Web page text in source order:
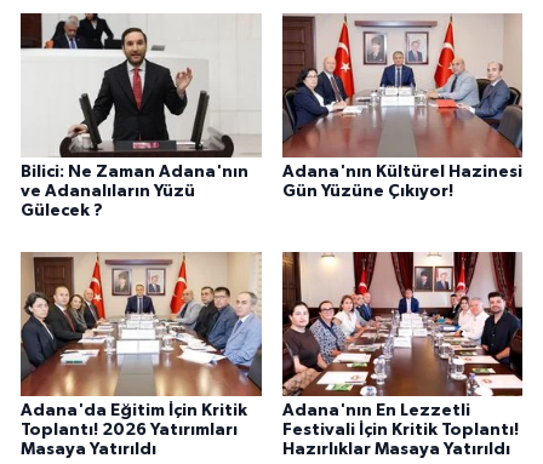
Bilici: Ne Zaman Adana'nın
ve Adanalıların Yüzü
Gülecek ?
Adana'nın Kültürel Hazinesi
Gün Yüzüne Çıkıyor!
Adana'da Eğitim İçin Kritik
Toplantı! 2026 Yatırımları
Masaya Yatırıldı
Adana'nın En Lezzetli
Festivali İçin Kritik Toplantı!
Hazırlıklar Masaya Yatırıldı